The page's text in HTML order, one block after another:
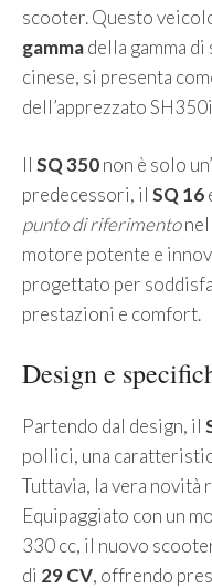
scooter. Questo
gammadella gamma
cinese, si presenta
dell’apprezzato
Il SQ 350non è solo
predecessori, il SQ 16
punto di riferimento
motore potente e
progettato per
prestazioni e comfort.
Design e
Partendo dal design, il
pollici, una
Tuttavia, la vera novità
Equipaggiato con un
330 cc, il nuovo
di 29 CV, offrendo